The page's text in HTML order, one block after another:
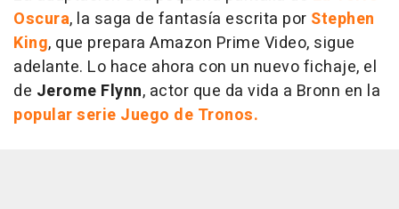
Oscura, la saga de fantasía escrita por Stephen
King, que prepara Amazon Prime Video, sigue
adelante. Lo hace ahora con un nuevo fichaje, el
de Jerome Flynn, actor que da vida a Bronn en la
popular serie Juego de Tronos.